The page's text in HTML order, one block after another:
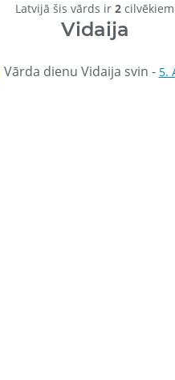
Latvijā šis vārds ir 2 cilvēkiem
Vidaija
Vārda dienu Vidaija svin - 5.